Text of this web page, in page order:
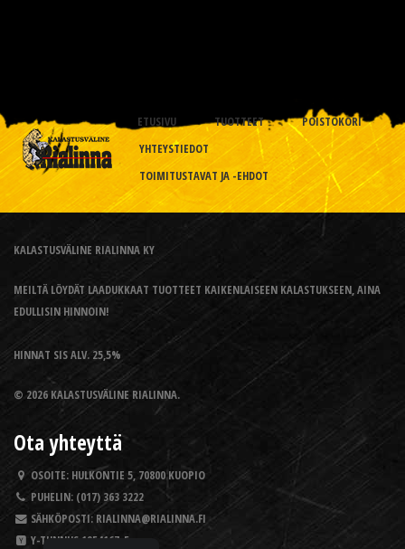
ETUSIVU TUOTTEET
POISTOKORI
YHTEYSTIEDOT
TOIMITUSTAVAT JA -EHDOT
KALASTUSVÄLINE RIALINNA KY
MEILTÄ LÖYDÄT LAADUKKAAT TUOTTEET KAIKENLAISEEN KALASTUKSEEN, AINA
EDULLISIN HINNOIN!
HINNAT SIS ALV. 25,5%
© 2026 KALASTUSVÄLINE RIALINNA.
Ota yhteyttä
OSOITE: HULKONTIE 5, 70800 KUOPIO
PUHELIN: (017) 363 3222
SÄHKÖPOSTI: RIALINNA@RIALINNA.FI
Y-TUNNUS 1954167-5